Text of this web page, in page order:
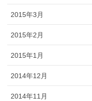
2015年3月
2015年2月
2015年1月
2014年12月
2014年11月